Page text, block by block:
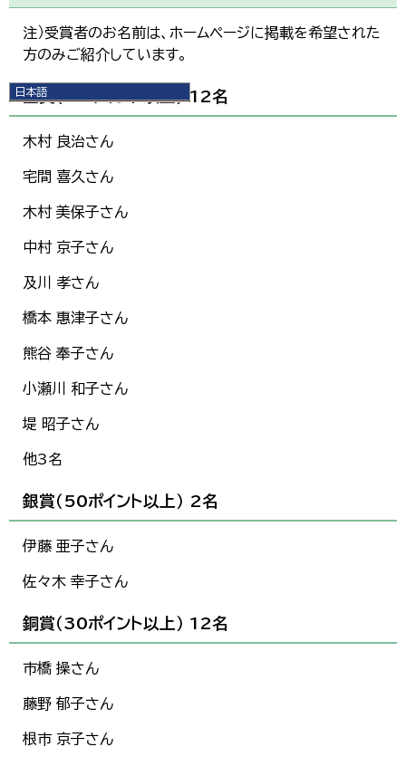
日本語
한국어
繁體中文
注）受賞者のお名前は、ホームページに掲載を希望された
方のみご紹介しています。
金賞（70ポイント以上） 12名
木村 良治さん
宅間 喜久さん
木村 美保子さん
中村 京子さん
及川 孝さん
橋本 惠津子さん
熊谷 奉子さん
小瀬川 和子さん
堤 昭子さん
他3名
銀賞（50ポイント以上） 2名
伊藤 亜子さん
佐々木 幸子さん
銅賞（30ポイント以上） 12名
市橋 操さん
藤野 郁子さん
根市 京子さん